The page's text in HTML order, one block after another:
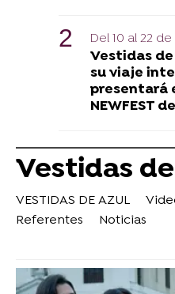
Del 10 al 22
Vestidas
su viaje
presentará
NEWFEST
Vestidas
VESTIDAS DE AZUL
Referentes
Noticias